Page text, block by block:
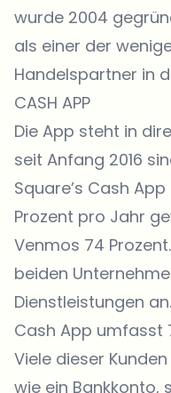
wurde 2004
als einer der
Handelspartner in
CASH APP
Die App steht in
seit Anfang 2016
Square’s Cash App
Prozent pro Jahr
Venmos 74
beiden
Dienstleistungen an.
Cash App umfasst
Viele dieser
wie ein Bankkonto,